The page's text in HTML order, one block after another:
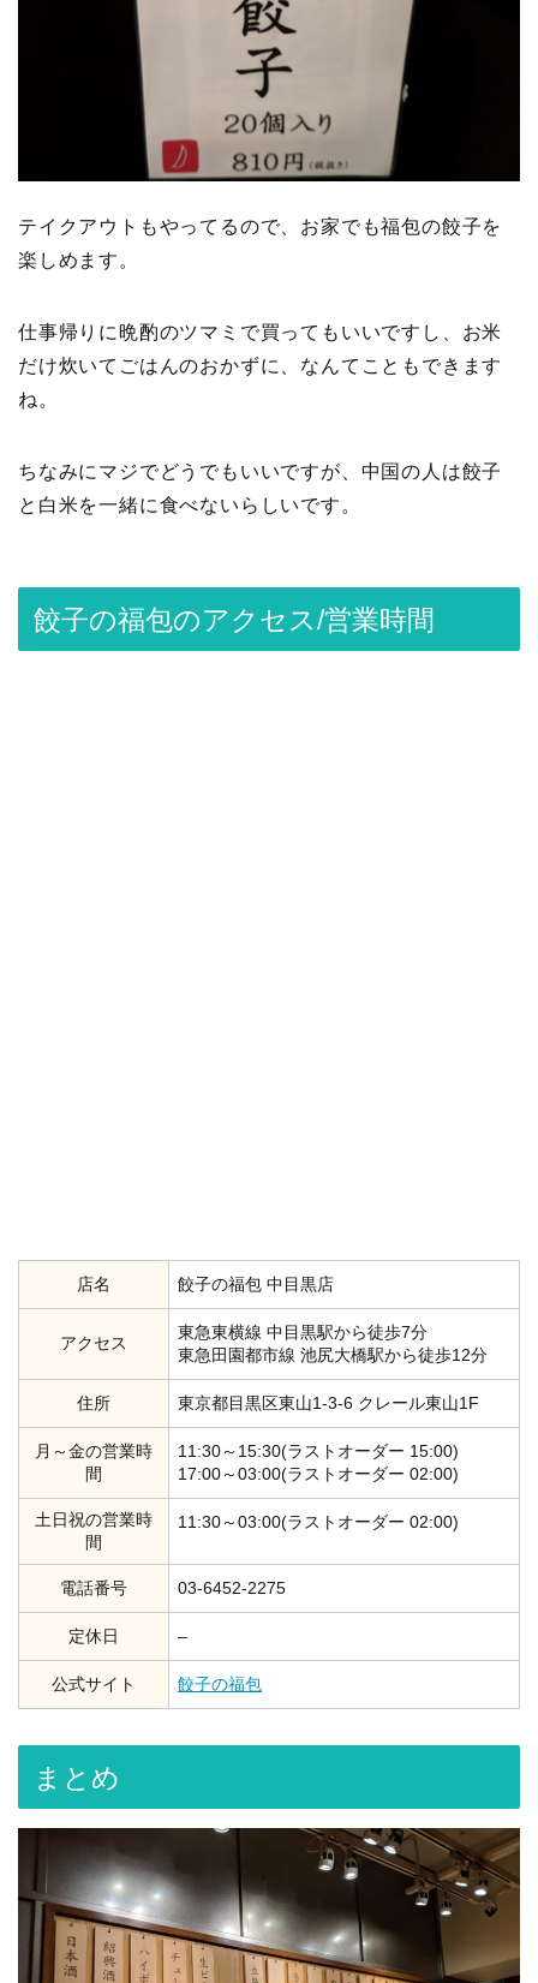
テイクアウトもやってるので、お家でも福包の餃子を
楽しめます。
仕事帰りに晩酌のツマミで買ってもいいですし、お米
だけ炊いてごはんのおかずに、なんてこともできます
ね。
ちなみにマジでどうでもいいですが、中国の人は餃子
と白米を一緒に食べないらしいです。
餃子の福包のアクセス/営業時間
店名 餃子の福包 中目黒店
アクセス
東急東横線 中目黒駅から徒歩7分
東急田園都市線 池尻大橋駅から徒歩12分
住所 東京都目黒区東山1-3-6 クレール東山1F
月～金の営業時
間
11:30～15:30(ラストオーダー 15:00)
17:00～03:00(ラストオーダー 02:00)
土日祝の営業時
間
11:30～03:00(ラストオーダー 02:00)
電話番号 03-6452-2275
定休日 –
公式サイト 餃子の福包
まとめ